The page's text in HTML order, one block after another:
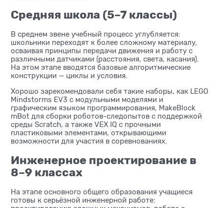
Средняя школа (5–7 классы)
В среднем звене учебный процесс углубляется:
школьники переходят к более сложному материалу,
осваивая принципы передачи движения и работу с
различными датчиками (расстояния, света, касания).
На этом этапе вводятся базовые алгоритмические
конструкции — циклы и условия.
Хорошо зарекомендовали себя такие наборы, как LEGO
Mindstorms EV3 с модульными моделями и
графическим языком программирования, MakeBlock
mBot для сборки роботов-следопытов с поддержкой
среды Scratch, а также VEX IQ с прочными
пластиковыми элементами, открывающими
возможности для участия в соревнованиях.
Инженерное проектирование в
8–9 классах
На этапе основного общего образования учащиеся
готовы к серьёзной инженерной работе: